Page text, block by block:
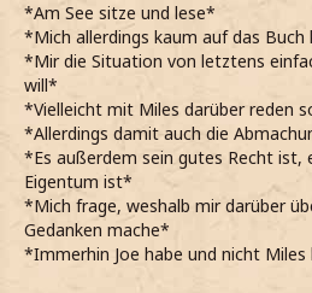
*Am See sitze und lese*
*Mich allerdings kaum auf das
*Mir die Situation von letztens
will*
*Vielleicht mit Miles darüber reden
*Allerdings damit auch die
*Es außerdem sein gutes Recht ist,
Eigentum ist*
*Mich frage, weshalb mir darüber
Gedanken mache*
*Immerhin Joe habe und nicht